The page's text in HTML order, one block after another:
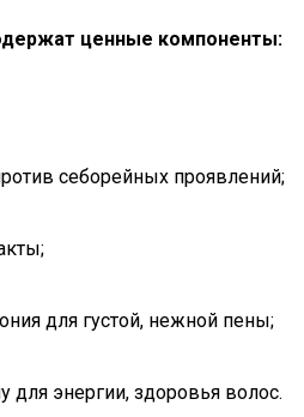
ценные компоненты:
себорейных проявлений;
для густой, нежной пены;
для энергии, здоровья волос.